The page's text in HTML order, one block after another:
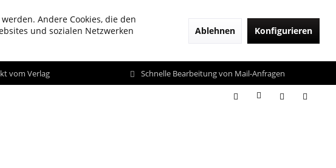
Andere Cookies, die den
und sozialen Netzwerken
Ablehnen Konfigurieren
vom Verlag Schnelle Bearbeitung von Mail-Anfragen